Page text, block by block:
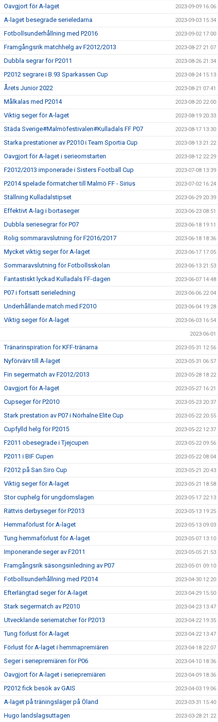
Oavgjort för A-laget 2023-09-09 16:06
A-laget besegrade serieledarna 2023-09-03 15:34
Fotbollsunderhållning med P2016 2023-09-02 17:00
Framgångsrik matchhelg av F2012/2013 2023-08-27 21:07
Dubbla segrar för P2011 2023-08-26 21:34
P2012 segrare i B.93 Sparkassen Cup 2023-08-24 15:13
Årets Junior 2022 2023-08-21 07:41
Målkalas med P2014 2023-08-20 22:00
Viktig seger för A-laget 2023-08-19 20:33
Städa Sverige#Malmöfestivalen#Kulladals FF P07 2023-08-17 13:30
Starka prestationer av P2010 i Team Sportia Cup 2023-08-13 21:22
Oavgjort för A-laget i serieomstarten 2023-08-12 22:29
F2012/2013 imponerade i Sisters Football Cup 2023-07-08 13:39
P2014 spelade förmatcher till Malmö FF - Sirius 2023-07-02 16:24
Ställning Kulladalstipset 2023-06-29 20:39
Effektivt A-lag i bortaseger 2023-06-23 08:51
Dubbla seriesegrar för P07 2023-06-18 19:11
Rolig sommaravslutning för F2016/2017 2023-06-18 18:36
Mycket viktig seger för A-laget 2023-06-17 17:05
Sommaravslutning för Fotbollsskolan 2023-06-13 21:53
Fantastiskt lyckad Kulladals FF-dagen 2023-06-07 14:48
P07 i fortsatt serieledning 2023-06-06 22:04
Underhållande match med F2010 2023-06-04 19:28
Viktig seger för A-laget 2023-06-03 16:54
2023-06-01
Tränarinspiration för KFF-tränarna 2023-05-31 12:56
Nyförvärv till A-laget 2023-05-31 06:57
Fin segermatch av F2012/2013 2023-05-28 18:22
Oavgjort för A-laget 2023-05-27 16:21
Cupseger för P2010 2023-05-23 20:37
Stark prestation av P07 i Nörhalne Elite Cup 2023-05-22 20:55
Cupfylld helg för P2015 2023-05-22 12:37
F2011 obesegrade i Tjejcupen 2023-05-22 09:56
P2011 i BIF Cupen 2023-05-22 08:04
F2012 på San Siro Cup 2023-05-21 20:43
Viktig seger för A-laget 2023-05-21 18:58
Stor cuphelg för ungdomslagen 2023-05-17 22:13
Rättvis derbyseger för P2013 2023-05-13 19:25
Hemmaförlust för A-laget 2023-05-13 09:03
Tung hemmaförlust för A-laget 2023-05-07 13:10
Imponerande seger av F2011 2023-05-05 21:53
Framgångsrik säsongsinledning av P07 2023-05-01 09:10
Fotbollsunderhållning med P2014 2023-04-30 12:20
Efterlängtad seger för A-laget 2023-04-29 15:50
Stark segermatch av P2010 2023-04-23 13:47
Utvecklande seriematcher för P2013 2023-04-22 19:35
Tung förlust för A-laget 2023-04-22 13:47
Förlust för A-laget i hemmapremiären 2023-04-18 22:07
Seger i seriepremiären för P06 2023-04-10 18:36
Oavgjort för A-laget i seriepremiären 2023-04-09 18:36
P2012 fick besök av GAIS 2023-04-03 19:06
A-laget på träningsläger på Öland 2023-03-31 15:40
Hugo landslagsuttagen 2023-03-28 21:22